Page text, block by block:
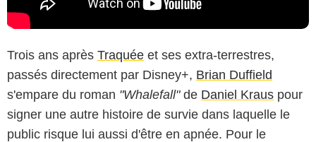
Trois ans après Traquée et ses extra-terrestres,
passés directement par Disney+, Brian Duffield
s'empare du roman "Whalefall"de Daniel Kraus pour
signer une autre histoire de survie dans laquelle le
public risque lui aussi d'être en apnée. Pour le